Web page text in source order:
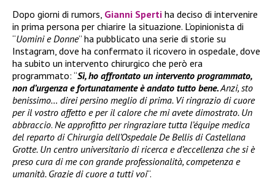
Dopo giorni di rumors, Gianni Sperti ha deciso di intervenire
in prima persona per chiarire la situazione. L’opinionista di
“Uomini e Donne” ha pubblicato una serie di storie su
Instagram, dove ha confermato il ricovero in ospedale, dove
ha subito un intervento chirurgico che però era
programmato: “Sì, ho affrontato un intervento programmato,
non d’urgenza e fortunatamente è andato tutto bene.Anzi, sto
benissimo… direi persino meglio di prima. Vi ringrazio di cuore
per il vostro affetto e per il calore che mi avete dimostrato. Un
abbraccio. Ne approfitto per ringraziare tutta l’équipe medica
del reparto di Chirurgia dell’Ospedale De Bellis di Castellana
Grotte. Un centro universitario di ricerca e d’eccellenza che si è
preso cura di me con grande professionalità, competenza e
umanità. Grazie di cuore a tutti voi“.